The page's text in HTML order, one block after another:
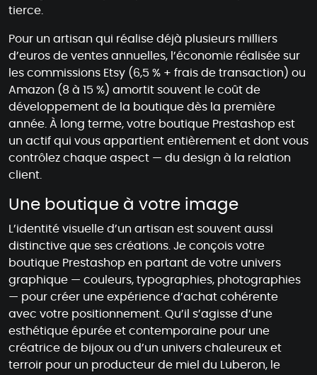
tierce.
Pour un artisan qui réalise déjà plusieurs milliers
d’euros de ventes annuelles, l’économie réalisée sur
les commissions Etsy (6,5 % + frais de transaction) ou
Amazon (8 à 15 %) amortit souvent le coût de
développement de la boutique dès la première
année. À long terme, votre boutique Prestashop est
un actif qui vous appartient entièrement et dont vous
contrôlez chaque aspect — du design à la relation
client.
Une boutique à votre image
L’identité visuelle d’un artisan est souvent aussi
distinctive que ses créations. Je conçois votre
boutique Prestashop en partant de votre univers
graphique — couleurs, typographies, photographies
— pour créer une expérience d’achat cohérente
avec votre positionnement. Qu’il s’agisse d’une
esthétique épurée et contemporaine pour une
créatrice de bijoux ou d’un univers chaleureux et
terroir pour un producteur de miel du Luberon, le